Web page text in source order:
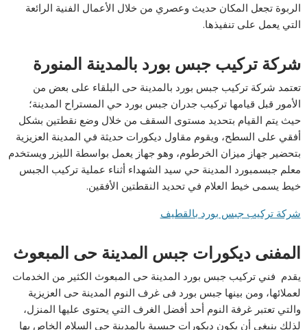
الربوة تجعل المكان حديث وعصري من خلال الأعمال الفنية الرائعة
التي يعمل على تنفيذها.
شركة تركیب جبس بورد بالمدینة المنورة
تعتمد شركة تركیب جبس بورد بالمدینة حى البلقاء على بعض من
الأمور قبل قيامها تركيب جدران جبس بورد حي المستراح المدينة؛
حيث يتم القيام بتحديد مستوى السقف من خلال وضع نقطتين بشكل
أفقي على السطح، ويقوم مقاول دیكورات حدیثة في المدینة العزیزیة
بتحضير جهاز ميزان الخرطوم، وهو جهاز يعمل بواسطة الليزر ويستخدم
معلم جبسمبورد المدینة حي سید الشھداء أثناء عملية تركيب الجبس
خيط يسمى خيط العلام في تحديد النقطتين الأفقين.
شركة تركيب جبس بورد بالقطيف
المفنى دیكورات جبس المدینة حى المبعوث
يقدم فني تركیب جبس بورد المدینة حى المبعوث الكثير من الخدمات
لعملائها، ومن بينها جبس بورد فى غرف النوم المدینة حى العزیزیة
والتي تعتبر غرفة النوم أحد أفضل الغرف التي يحتوى عليها المنزل،
لذلك ينبغي أن يكون دیكورات جبسیة بالمدینة حى السلام الخاص بها